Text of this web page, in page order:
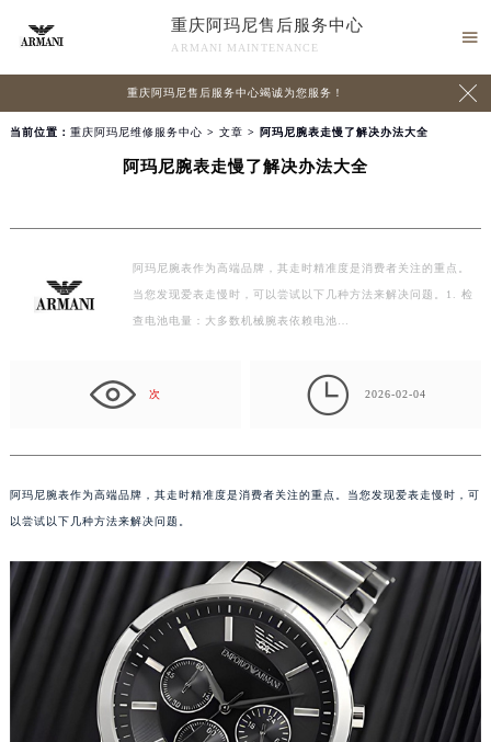
重庆阿玛尼售后服务中心
ARMANI MAINTENANCE

重庆阿玛尼售后服务中心竭诚为您服务！ 
当前位置： 重庆阿玛尼维修服务中心 > 文章 > 阿玛尼腕表走慢了解决办法大全
阿玛尼腕表走慢了解决办法大全
阿玛尼腕表作为高端品牌，其走时精准度是消费者关注的重点。
当您发现爱表走慢时，可以尝试以下几种方法来解决问题。1. 检
查电池电量：大多数机械腕表依赖电池…
次  2026-02-04
阿玛尼腕表作为高端品牌，其走时精准度是消费者关注的重点。当您发现爱表走慢时，可
以尝试以下几种方法来解决问题。